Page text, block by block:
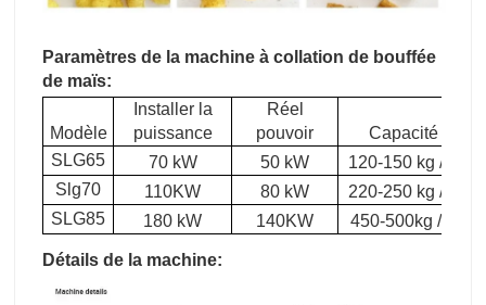
Paramètres de la machine à collation de bouffée
de maïs:
Modèle
Installer la
puissance
Réel
pouvoir
Capacité
SLG65
70 kW 50 kW 120-150 kg / h
Slg70
110KW 80 kW 220-250 kg / h
SLG85
180 kW 140KW 450-500kg / h
Détails de la machine: